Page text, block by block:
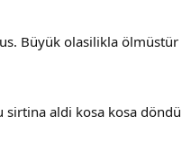
Büyük olasilikla
aldi kosa kosa